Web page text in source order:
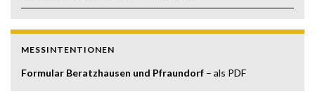
MESSINTENTIONEN
Formular Beratzhausen und Pfraundorf – als PDF